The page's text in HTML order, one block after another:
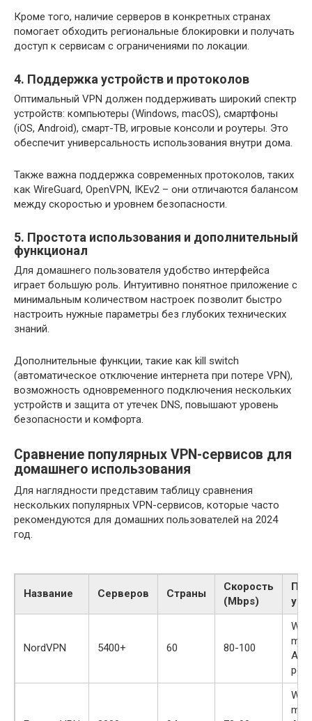
Кроме того, наличие серверов в конкретных странах
помогает обходить региональные блокировки и получать
доступ к сервисам с ограничениями по локации.
4. Поддержка устройств и протоколов
Оптимальный VPN должен поддерживать широкий спектр
устройств: компьютеры (Windows, macOS), смартфоны
(iOS, Android), смарт-ТВ, игровые консоли и роутеры. Это
обеспечит универсальность использования внутри дома.
Также важна поддержка современных протоколов, таких
как WireGuard, OpenVPN, IKEv2 – они отличаются балансом
между скоростью и уровнем безопасности.
5. Простота использования и дополнительный
функционал
Для домашнего пользователя удобство интерфейса
играет большую роль. Интуитивно понятное приложение с
минимальным количеством настроек позволит быстро
настроить нужные параметры без глубоких технических
знаний.
Дополнительные функции, такие как kill switch
(автоматическое отключение интернета при потере VPN),
возможность одновременного подключения нескольких
устройств и защита от утечек DNS, повышают уровень
безопасности и комфорта.
Сравнение популярных VPN-сервисов для
домашнего использования
Для наглядности представим таблицу сравнения
нескольких популярных VPN-сервисов, которые часто
рекомендуются для домашних пользователей на 2024
год.
Название Серверов Страны
Скорость
(Mbps)
NordVPN 5400+ 60 80-100